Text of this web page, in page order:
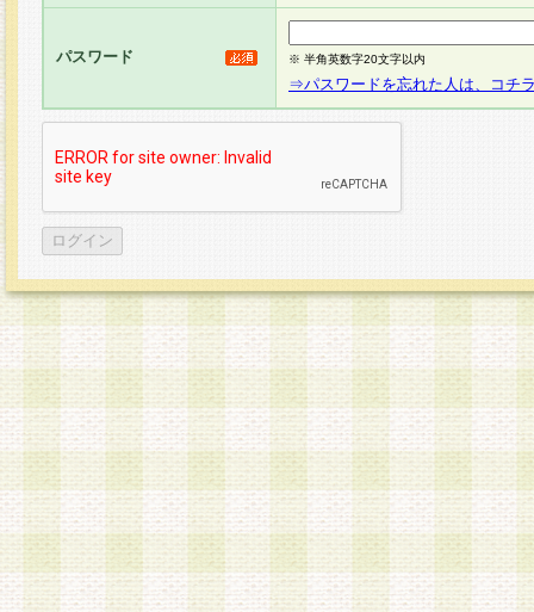
パスワード ※ 半角英数字20文字以内
⇒パスワードを忘れた人は、コチ